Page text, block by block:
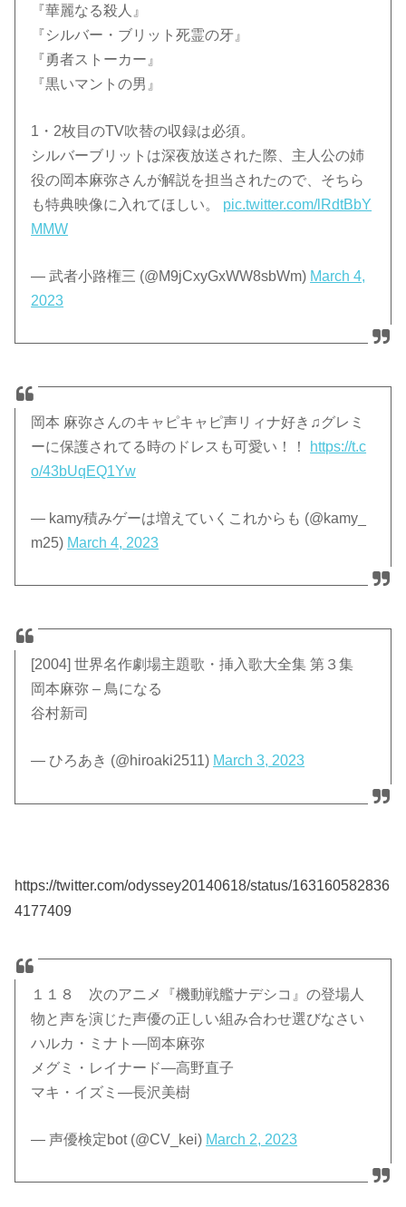
『華麗なる殺人』
『シルバー・ブリット死霊の牙』
『勇者ストーカー』
『黒いマントの男』
1・2枚目のTV吹替の収録は必須。
シルバーブリットは深夜放送された際、主人公の姉
役の岡本麻弥さんが解説を担当されたので、そちら
も特典映像に入れてほしい。 pic.twitter.com/lRdtBbY
MMW
— 武者小路権三 (@M9jCxyGxWW8sbWm) March 4,
2023
岡本 麻弥さんのキャピキャピ声リィナ好き♫グレミ
ーに保護されてる時のドレスも可愛い！！
https://t.c
o/43bUqEQ1Yw
— kamy積みゲーは増えていくこれからも (@kamy_
m25) March 4, 2023
[2004] 世界名作劇場主題歌・挿入歌大全集 第３集
岡本麻弥 – 鳥になる
谷村新司
— ひろあき (@hiroaki2511) March 3, 2023
https://twitter.com/odyssey20140618/status/163160582836
4177409
１１８ 次のアニメ『機動戦艦ナデシコ』の登場人
物と声を演じた声優の正しい組み合わせ選びなさい
ハルカ・ミナト—岡本麻弥
メグミ・レイナード—高野直子
マキ・イズミ—長沢美樹
— 声優検定bot (@CV_kei) March 2, 2023